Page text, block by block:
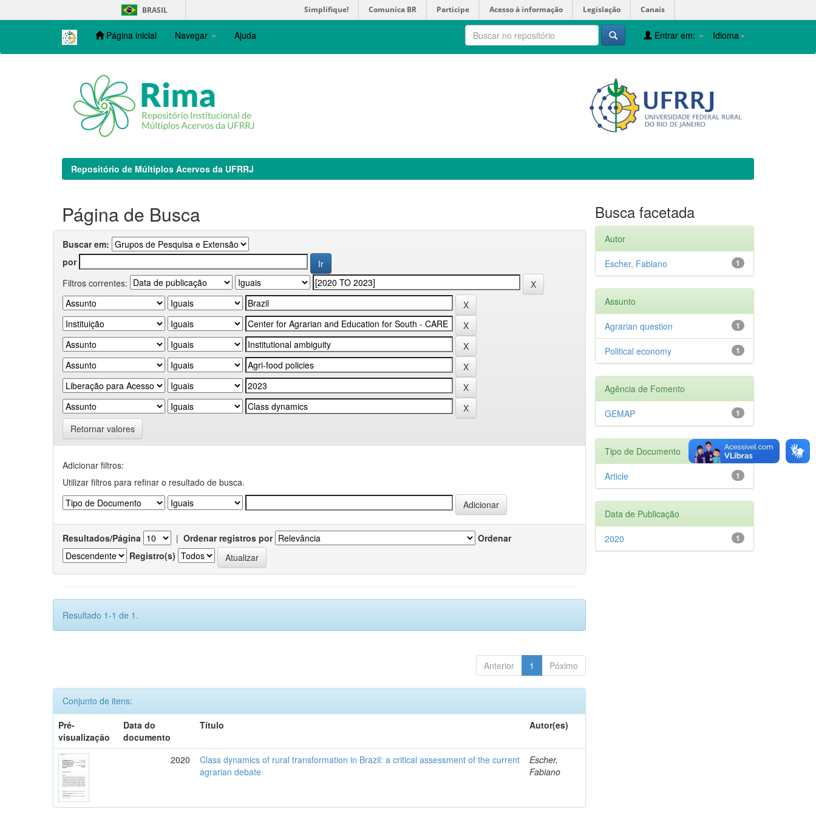
navigation
BRASIL Simplifique! Comunica BR Participe Acesso à informação Legislação Canais
Página inicial Navegar Ajuda Idioma
Entrar em:
Repositório de Múltiplos Acervos da UFRRJ
Página de Busca
Buscar em:
por
Filtros correntes:
Retornar valores
Adicionar filtros:
Utilizar filtros para refinar o resultado de busca.
Resultados/Página | Ordenar registros por
Ordenar
Registro(s)
Resultado 1-1 de 1.
Anterior 1 Póximo
Conjunto de itens:
Pré-
visualização
Data do
documento
Título Autor(es)
2020
Class dynamics of rural transformation in Brazil: a critical assessment of the current
agrarian debate
Escher,
Fabiano
Busca facetada
Autor
1
Escher, Fabiano
Assunto
1
Agrarian question
1
Political economy
Agência de Fomento
1
GEMAP
Tipo de Documento
1
Article
Data de Publicação
1
2020